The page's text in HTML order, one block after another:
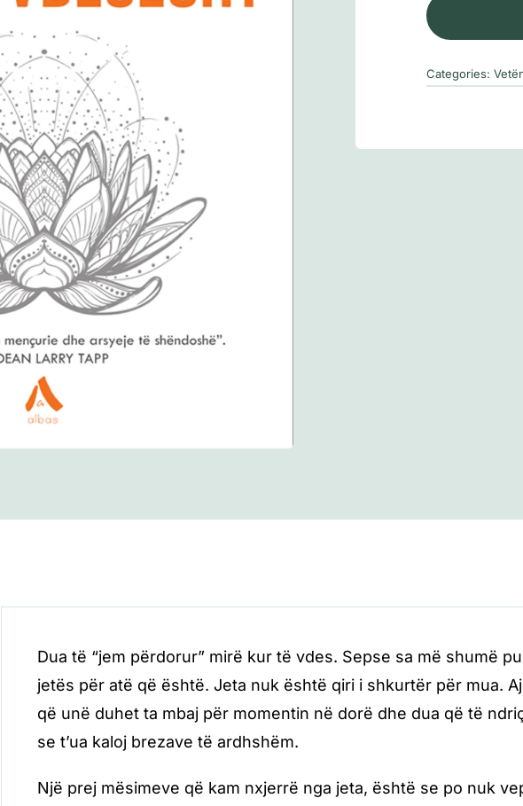
Categories:
Dua të “jem përdorur” mirë kur të vdes. Sepse sa më shumë
jetës për atë që është. Jeta nuk është qiri i shkurtër për mua.
që unë duhet ta mbaj për momentin në dorë dhe dua që të
se t’ua kaloj brezave të ardhshëm.
Një prej mësimeve që kam nxjerrë nga jeta, është se po nuk